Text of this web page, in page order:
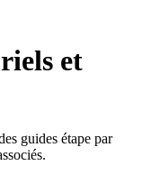
et
guides étape par